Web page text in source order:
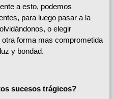
a esto, podemos
para luego pasar a la
o elegir
forma mas comprometida
y bondad.
sucesos trágicos?